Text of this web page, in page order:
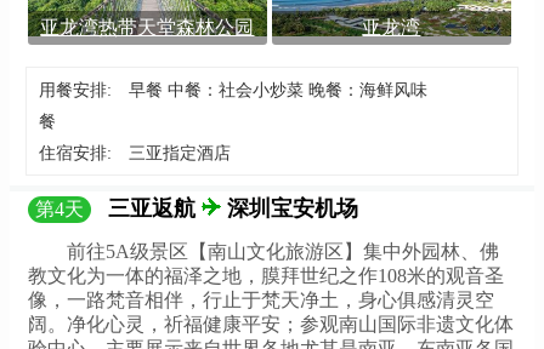
亚龙湾热带天堂森林公园 亚龙湾
用餐安排:
早餐 中餐：社会小炒菜 晚餐：海鲜风味
餐
住宿安排:
三亚指定酒店
第4天 三亚返航 深圳宝安机场
前往5A级景区【南山文化旅游区】集中外园林、佛
教文化为一体的福泽之地，膜拜世纪之作108米的观音圣
像，一路梵音相伴，行止于梵天净土，身心俱感清灵空
阔。净化心灵，祈福健康平安；参观南山国际非遗文化体